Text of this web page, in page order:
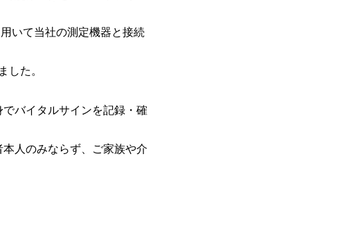
いて当社の測定機器と接続
した。
バイタルサインを記録・確
人のみならず、ご家族や介